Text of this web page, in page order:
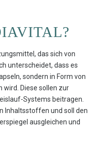
das sich von
unterscheidet, dass es
sondern in Form von
wird. Diese sollen zur
Systems beitragen.
Inhaltsstoffen und soll den
ausgleichen und